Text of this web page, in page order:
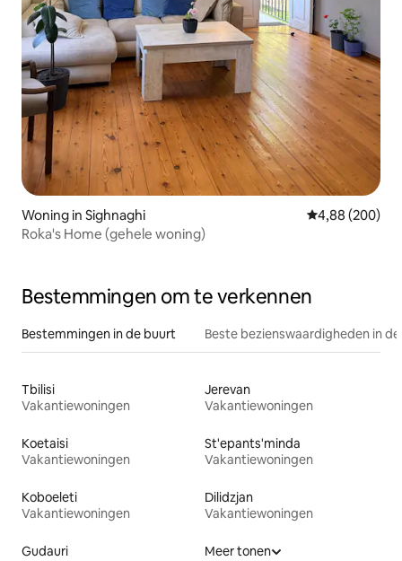
Woning in Sighnaghi Gemiddelde
4,88 (200)
Roka's Home (gehele woning)
Bestemmingen om te verkennen
Bestemmingen in de buurt Beste bezienswaardigheden in
Tbilisi
Vakantiewoningen
Jerevan
Vakantiewoningen
Koetaisi
Vakantiewoningen
St'epants'minda
Vakantiewoningen
Koboeleti
Vakantiewoningen
Dilidzjan
Vakantiewoningen
Gudauri
Meer tonen